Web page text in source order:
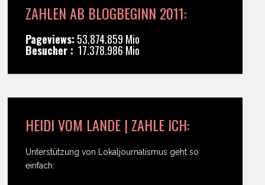
ZAHLEN AB BLOGBEGINN 2011:
Pageviews: 53.874.859 Mio
Besucher : 17.378.986 Mio
HEIDI VOM LANDE | ZAHLE ICH:
Unterstützung von Lokaljournalismus geht so
einfach: